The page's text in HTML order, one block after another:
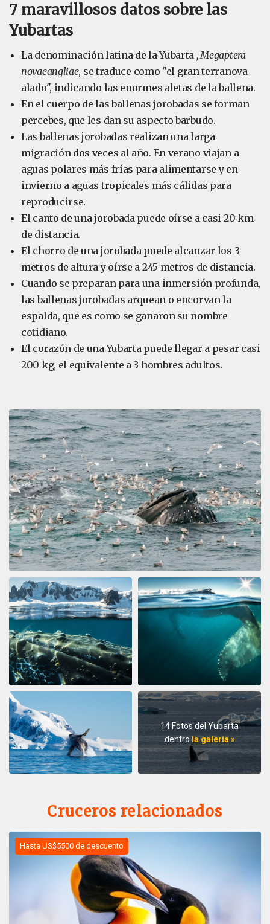
7 maravillosos datos sobre las
Yubartas
La denominación latina de la Yubarta , Megaptera
novaeangliae, se traduce como "el gran terranova
alado", indicando las enormes aletas de la ballena.
En el cuerpo de las ballenas jorobadas se forman
percebes, que les dan su aspecto barbudo.
Las ballenas jorobadas realizan una larga
migración dos veces al año. En verano viajan a
aguas polares más frías para alimentarse y en
invierno a aguas tropicales más cálidas para
reproducirse.
El canto de una jorobada puede oírse a casi 20 km
de distancia.
El chorro de una jorobada puede alcanzar los 3
metros de altura y oírse a 245 metros de distancia.
Cuando se preparan para una inmersión profunda,
las ballenas jorobadas arquean o encorvan la
espalda, que es como se ganaron su nombre
cotidiano.
El corazón de una Yubarta puede llegar a pesar casi
200 kg, el equivalente a 3 hombres adultos.
14 Fotos del Yubarta
dentrola galería »
Cruceros relacionados
Hasta US$5500 de descuento